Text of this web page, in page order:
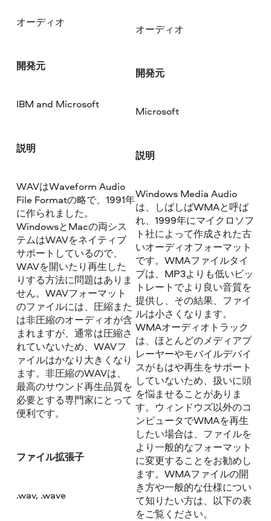
オーディオ
開発元
IBM and Microsoft
説明
WAVはWaveform Audio
File Formatの略で、1991年
に作られました。
WindowsとMacの両シス
テムはWAVをネイティブ
サポートしているので、
WAVを開いたり再生した
りする方法に問題はありま
せん。WAVフォーマット
のファイルには、圧縮また
は非圧縮のオーディオが含
まれますが、通常は圧縮さ
れていないため、WAVフ
ァイルはかなり大きくなり
ます。非圧縮のWAVは、
最高のサウンド再生品質を
必要とする専門家にとって
便利です。
ファイル拡張子
.wav, .wave
オーディオ
開発元
Microsoft
説明
Windows Media Audio
は、しばしばWMAと呼ば
れ、1999年にマイクロソフ
ト社によって作成された古
いオーディオフォーマット
です。WMAファイルタイ
プは、MP3よりも低いビッ
トレートでより良い音質を
提供し、その結果、ファイ
ルは小さくなります。
WMAオーディオトラック
は、ほとんどのメディアプ
レーヤーやモバイルデバイ
スがもはや再生をサポート
していないため、扱いに頭
を悩ませることがありま
す。ウィンドウズ以外のコ
ンピュータでWMAを再生
したい場合は、ファイルを
より一般的なフォーマット
に変更することをお勧めし
ます。WMAファイルの開
き方や一般的な仕様につい
て知りたい方は、以下の表
をご覧ください。